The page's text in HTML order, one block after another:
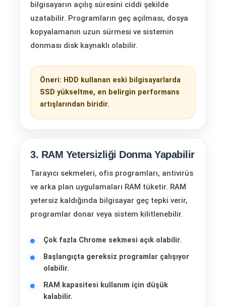
bilgisayarın açılış süresini ciddi şekilde
uzatabilir. Programların geç açılması, dosya
kopyalamanın uzun sürmesi ve sistemin
donması disk kaynaklı olabilir.
Öneri: HDD kullanan eski bilgisayarlarda
SSD yükseltme, en belirgin performans
artışlarından biridir.
3. RAM Yetersizliği Donma Yapabilir
Tarayıcı sekmeleri, ofis programları, antivirüs
ve arka plan uygulamaları RAM tüketir. RAM
yetersiz kaldığında bilgisayar geç tepki verir,
programlar donar veya sistem kilitlenebilir.
Çok fazla Chrome sekmesi açık olabilir.
Başlangıçta gereksiz programlar çalışıyor
olabilir.
RAM kapasitesi kullanım için düşük
kalabilir.